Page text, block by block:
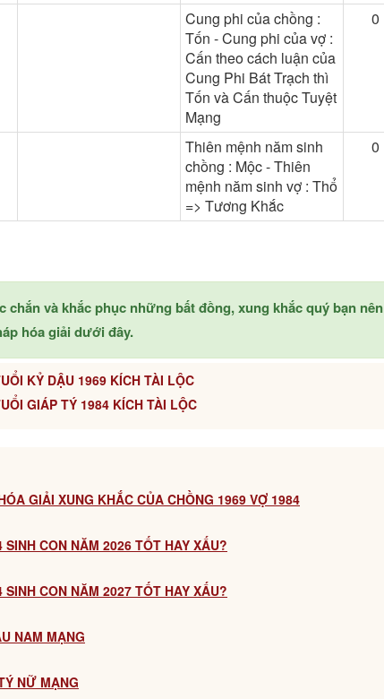
Cung phi của chồng :
Tốn - Cung phi của vợ :
Cấn theo cách luận của
Cung Phi Bát Trạch thì
Tốn và Cấn thuộc Tuyệt
Mạng
0
Thiên mệnh năm sinh
chồng : Mộc - Thiên
mệnh năm sinh vợ : Thổ
=> Tương Khắc
0
chắn và khắc phục những bất đồng, xung khắc quý bạn nên
hóa giải dưới đây.
KỶ DẬU 1969 KÍCH TÀI LỘC
GIÁP TÝ 1984 KÍCH TÀI LỘC
GIẢI XUNG KHẮC CỦA CHỒNG 1969 VỢ 1984
CON NĂM 2026 TỐT HAY XẤU?
CON NĂM 2027 TỐT HAY XẤU?
NAM MẠNG
NỮ MẠNG